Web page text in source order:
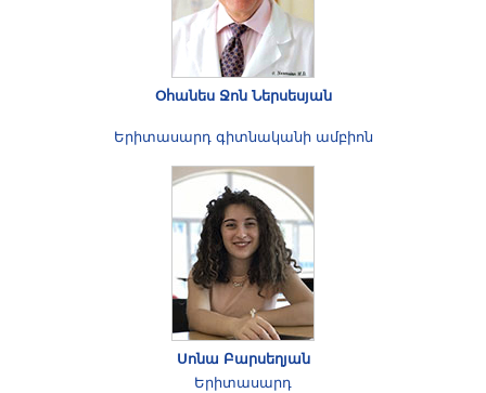
Օհանես Ջոն Ներսեսյան
Երիտասարդ գիտնականի ամբիոն
Սոնա Բարսեղյան
Երիտասարդ